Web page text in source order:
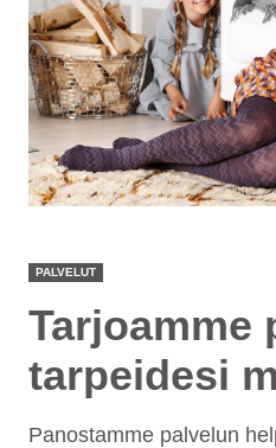
PALVELUT
Tarjoamme
tarpeidesi
Panostamme palvelun